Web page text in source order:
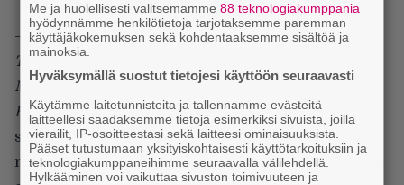
– KirjoitinRide the Lightninginnimiraidan. Samoin
The Call of Ktulun
Metal Militian, Jump In the Firen, The Four
Horsemeninja suuren osanLeper Messiahista . En
saanut tunnustusta näistä. Kuuntele niiden riffejä,
niin tiedät, että ne ovat minun riffejäni. Tein suuren
Me ja huolellisesti valitsemamme88 teknologiakumppania
hyödynnämme henkilötietoja tarjotaksemme paremman
käyttäjäkokemuksen sekä kohdentaaksemme sisältöä ja
mainoksia.
Hyväksymällä suostut tietojesi käyttöön seuraavasti
Käytämme laitetunnisteita ja tallennamme evästeitä
laitteellesi saadaksemme tietoja esimerkiksi sivuista, joilla
vierailit, IP-osoitteestasi sekä laitteesi ominaisuuksista.
Pääset tutustumaan yksityiskohtaisesti käyttötarkoituksiin ja
teknologiakumppaneihimme seuraavalla välilehdellä.
Hylkääminen voi vaikuttaa sivuston toimivuuteen ja